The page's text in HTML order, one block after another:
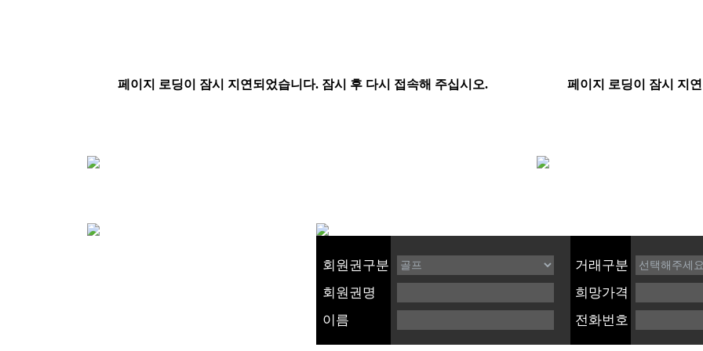
회원권구분
회원권명
이름
거래구분
희망가격
전화번호